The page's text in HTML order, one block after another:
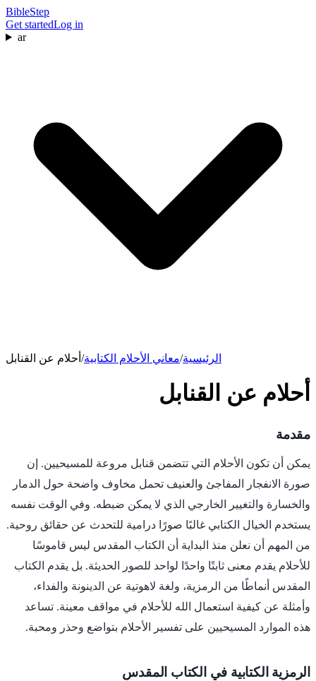
BibleStep
Get startedLog in
ar
الرئيسية/معاني الأحلام الكتابية/ أحلام عن القنابل
أحلام عن القنابل
مقدمة
يمكن أن تكون الأحلام التي تتضمن قنابل مروعة للمسيحيين. إن
صورة الانفجار المفاجئ والعنيف تحمل مخاوف واضحة حول الدمار
والخسارة والتغيير الخارجي الذي لا يمكن ضبطه. وفي الوقت نفسه
يستخدم الخيال الكتابي غالبًا صورًا درامية للتحدث عن حقائق روحية.
من المهم أن نعلن منذ البداية أن الكتاب المقدس ليس قاموسًا
للأحلام يقدم معنى ثابتًا واحدًا لواحد للصور الحديثة. بل يقدم الكتاب
المقدس أنماطًا من الرمزية، ولغة لاهوتية عن الدينونة والفداء،
وأمثلة عن كيفية استعمال الله للأحلام في مواقف معينة. تساعد
هذه الموارد المسيحيين على تفسير الأحلام بتواضع وحذر ومحبة.
الرمزية الكتابية في الكتاب المقدس